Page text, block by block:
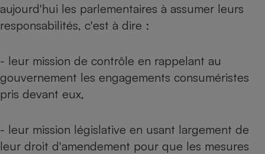
aujourd'hui les parlementaires à assumer leurs
responsabilités, c'est à dire :
- leur mission de contrôle en rappelant au
gouvernement les engagements consuméristes
pris devant eux,
- leur mission législative en usant largement de
leur droit d'amendement pour que les mesures